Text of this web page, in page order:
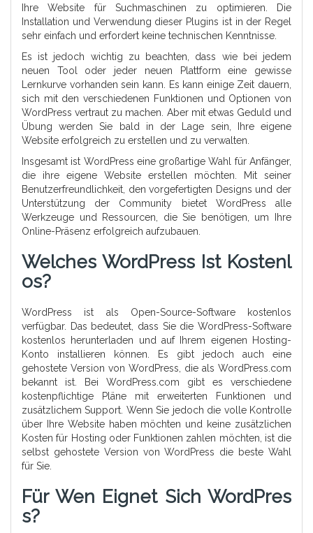
Ihre Website für Suchmaschinen zu optimieren. Die
Installation und Verwendung dieser Plugins ist in der Regel
sehr einfach und erfordert keine technischen Kenntnisse.
Es ist jedoch wichtig zu beachten, dass wie bei jedem
neuen Tool oder jeder neuen Plattform eine gewisse
Lernkurve vorhanden sein kann. Es kann einige Zeit dauern,
sich mit den verschiedenen Funktionen und Optionen von
WordPress vertraut zu machen. Aber mit etwas Geduld und
Übung werden Sie bald in der Lage sein, Ihre eigene
Website erfolgreich zu erstellen und zu verwalten.
Insgesamt ist WordPress eine großartige Wahl für Anfänger,
die ihre eigene Website erstellen möchten. Mit seiner
Benutzerfreundlichkeit, den vorgefertigten Designs und der
Unterstützung der Community bietet WordPress alle
Werkzeuge und Ressourcen, die Sie benötigen, um Ihre
Online-Präsenz erfolgreich aufzubauen.
Welches WordPress Ist Kostenl
Os?
WordPress ist als Open-Source-Software kostenlos
verfügbar. Das bedeutet, dass Sie die WordPress-Software
kostenlos herunterladen und auf Ihrem eigenen Hosting-
Konto installieren können. Es gibt jedoch auch eine
gehostete Version von WordPress, die als WordPress.com
bekannt ist. Bei WordPress.com gibt es verschiedene
kostenpflichtige Pläne mit erweiterten Funktionen und
zusätzlichem Support. Wenn Sie jedoch die volle Kontrolle
über Ihre Website haben möchten und keine zusätzlichen
Kosten für Hosting oder Funktionen zahlen möchten, ist die
selbst gehostete Version von WordPress die beste Wahl
für Sie.
Für Wen Eignet Sich WordPres
S?